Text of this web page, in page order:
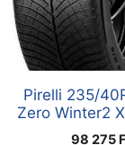
Pirelli 235/
Zero Winter2
98 275